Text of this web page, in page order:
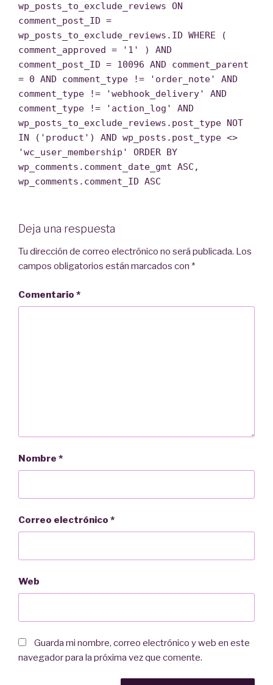
wp_posts_to_exclude_reviews ON
comment_post_ID =
wp_posts_to_exclude_reviews.ID WHERE (
comment_approved = '1' ) AND
comment_post_ID = 10096 AND comment_parent
= 0 AND comment_type != 'order_note' AND
comment_type != 'webhook_delivery' AND
comment_type != 'action_log' AND
wp_posts_to_exclude_reviews.post_type NOT
IN ('product') AND wp_posts.post_type <>
'wc_user_membership' ORDER BY
wp_comments.comment_date_gmt ASC,
wp_comments.comment_ID ASC
Deja una respuesta
Tu dirección de correo electrónico no será publicada. Los
campos obligatorios están marcados con *
Comentario *
Nombre *
Correo electrónico *
Web
Guarda mi nombre, correo electrónico y web en este
navegador para la próxima vez que comente.